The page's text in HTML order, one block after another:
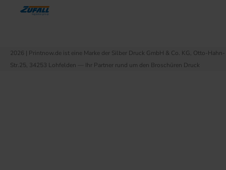
2026 | Printnow.de ist eine Marke der Silber Druck GmbH & Co. KG, Otto-Hahn-
Str.25, 34253 Lohfelden — Ihr Partner rund um den Broschüren Druck